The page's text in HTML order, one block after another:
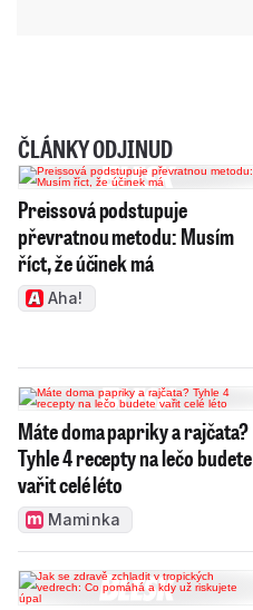
ČLÁNKY ODJINUD
Preissová podstupuje
převratnou metodu: Musím
říct, že účinek má
Aha!
Máte doma papriky a rajčata?
Tyhle 4 recepty na lečo budete
vařit celé léto
Maminka